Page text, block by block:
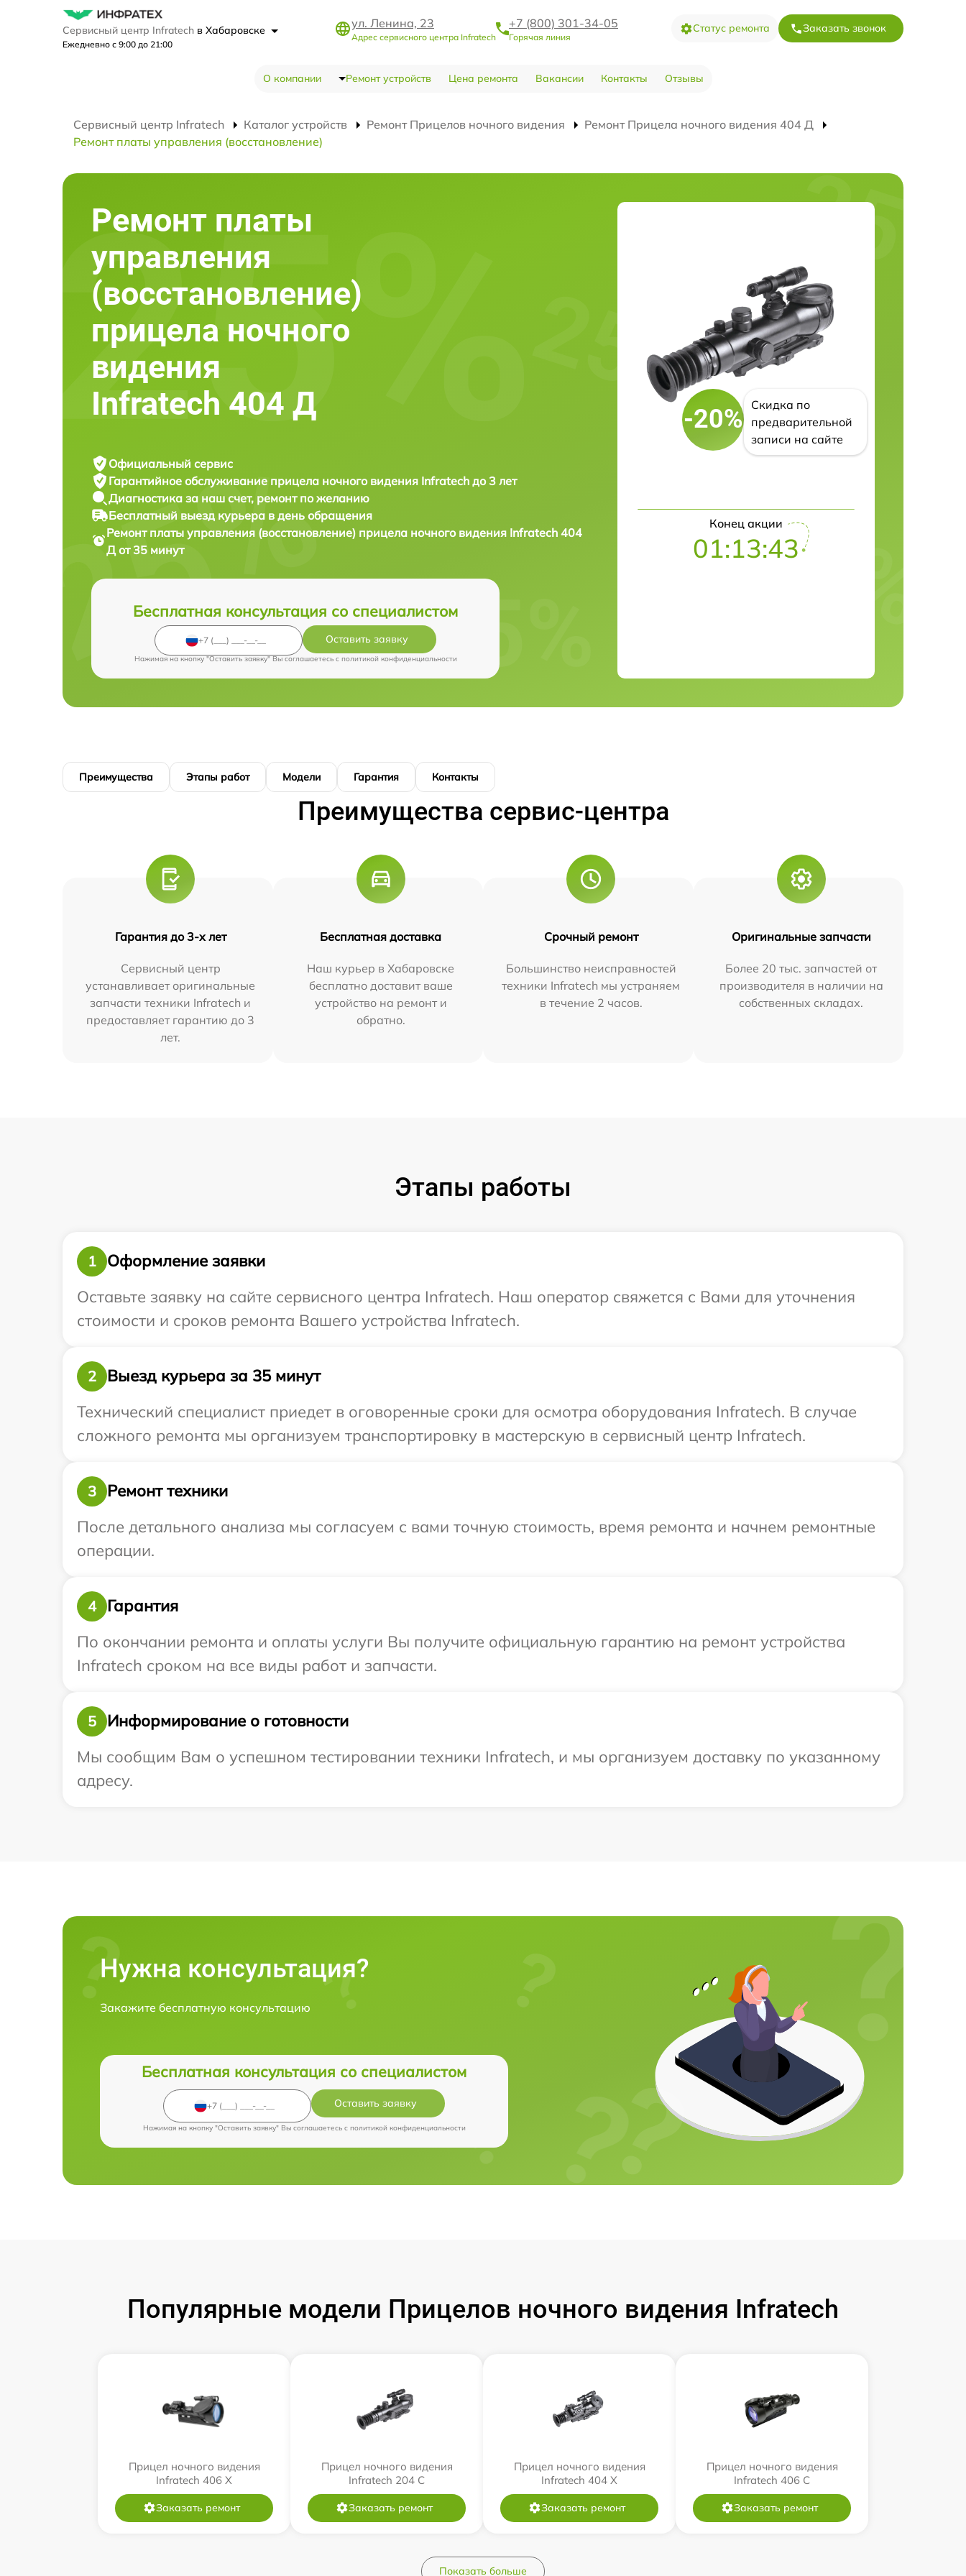
Сервисный центр Infratech в Хабаровске
Ежедневно с 9:00 до 21:00
ул. Ленина, 23
Адрес сервисного центра Infratech
+7 (800) 301-34-05
Горячая линия
Статус ремонта Заказать звонок
О компании Ремонт устройств Цена ремонта Вакансии Контакты Отзывы
Сервисный центр Infratech Каталог устройств Ремонт Прицелов ночного видения
Ремонт Прицела ночного видения 404 Д
Ремонт платы управления (восстановление)
Ремонт платы
управления
(восстановление)
прицела ночного
видения
Infratech 404 Д
Официальный сервис
Гарантийное обслуживание прицела ночного видения Infratech до 3 лет
Диагностика за наш счет, ремонт по желанию
Бесплатный выезд курьера в день обращения
Ремонт платы управления (восстановление) прицела ночного видения Infratech 404
Д от 35 минут
Бесплатная консультация со специалистом
Оставить заявку
Нажимая на кнопку "Оставить заявку" Вы соглашаетесь c политикой конфиденциальности
-20%
Скидка по
предварительной
записи на сайте
Конец акции
01:13:42
Преимущества Этапы работ Модели Гарантия Контакты
Преимущества сервис-центра
Гарантия до 3-х лет
Сервисный центр
устанавливает оригинальные
запчасти техники Infratech и
предоставляет гарантию до 3
лет.
Бесплатная доставка
Наш курьер в Хабаровске
бесплатно доставит ваше
устройство на ремонт и
обратно.
Срочный ремонт
Большинство неисправностей
техники Infratech мы устраняем
в течение 2 часов.
Оригинальные запчасти
Более 20 тыс. запчастей от
производителя в наличии на
собственных складах.
Этапы работы
1
Оформление заявки
Оставьте заявку на сайте сервисного центра Infratech. Наш оператор свяжется с Вами для уточнения
стоимости и сроков ремонта Вашего устройства Infratech.
2
Выезд курьера за 35 минут
Технический специалист приедет в оговоренные сроки для осмотра оборудования Infratech. В случае
сложного ремонта мы организуем транспортировку в мастерскую в сервисный центр Infratech.
3
Ремонт техники
После детального анализа мы согласуем с вами точную стоимость, время ремонта и начнем ремонтные
операции.
4
Гарантия
По окончании ремонта и оплаты услуги Вы получите официальную гарантию на ремонт устройства
Infratech сроком на все виды работ и запчасти.
5
Информирование о готовности
Мы сообщим Вам о успешном тестировании техники Infratech, и мы организуем доставку по указанному
адресу.
Нужна консультация?
Закажите бесплатную консультацию
Бесплатная консультация со специалистом
Оставить заявку
Нажимая на кнопку "Оставить заявку" Вы соглашаетесь c политикой конфиденциальности
Популярные модели Прицелов ночного видения Infratech
Прицел ночного видения
Infratech 406 Х
Заказать ремонт
Прицел ночного видения
Infratech 204 С
Заказать ремонт
Прицел ночного видения
Infratech 404 Х
Заказать ремонт
Прицел ночного видения
Infratech 406 С
Заказать ремонт
Показать больше